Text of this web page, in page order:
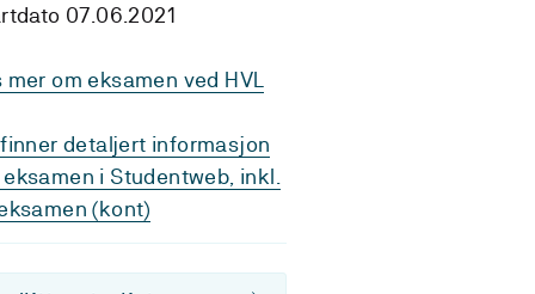
07.06.2021
mer om eksamen ved HVL
detaljert informasjon
eksamen i Studentweb, inkl.
(kont)